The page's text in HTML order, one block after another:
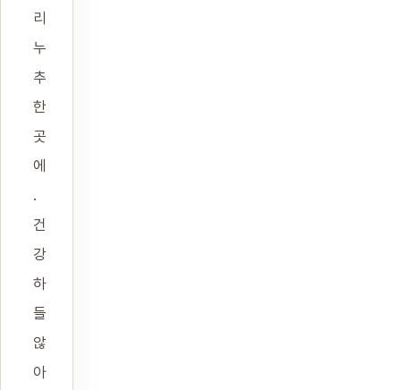
리
누
추
한
곳
에
.
건
강
하
들
않
아